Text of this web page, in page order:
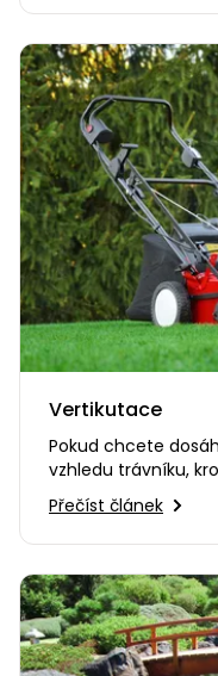
Vertikutace
Pokud chcete
vzhledu trávníku,
pravidelného
Přečíst článek